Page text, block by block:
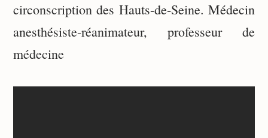
circonscription des Hauts-de-Seine. Médecin
anesthésiste-réanimateur, professeur de
médecine